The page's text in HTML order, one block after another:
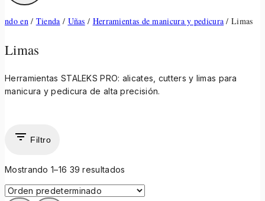
ndo en / Tienda / Uñas / Herramientas de manicura y pedicura / Limas
Limas
Herramientas STALEKS PRO: alicates, cutters y limas para
manicura y pedicura de alta precisión.
Filtro
Mostrando 1–16 39 resultados